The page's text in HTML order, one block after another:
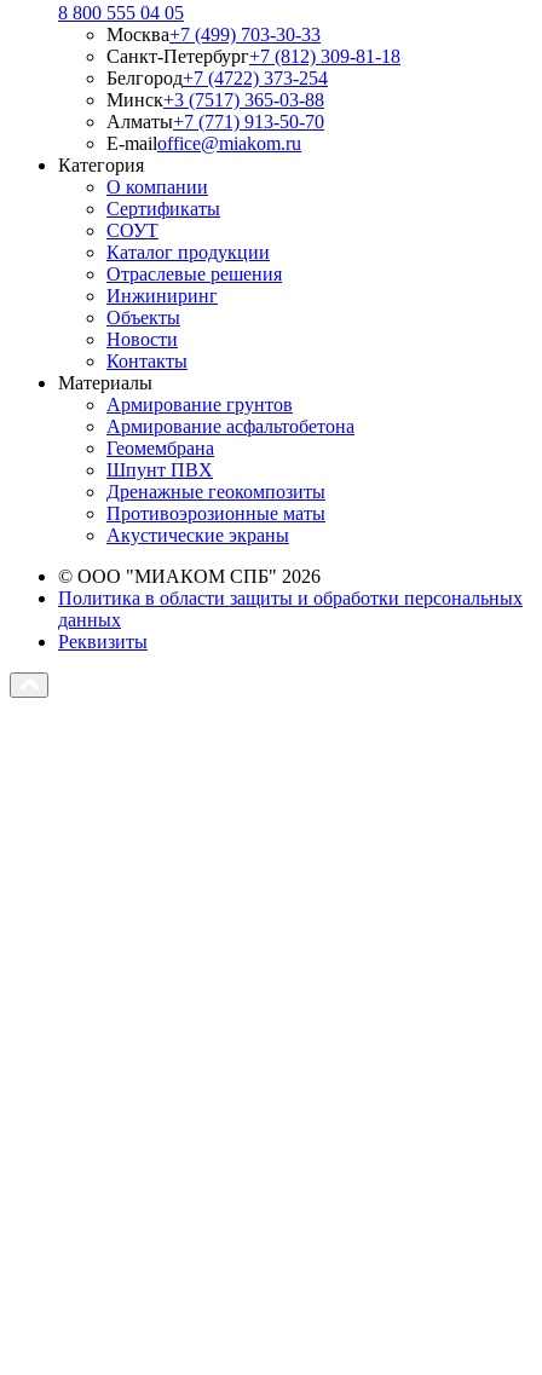
8 800 555 04 05
Москва+7 (499) 703-30-33
Санкт-Петербург+7 (812) 309-81-18
Белгород+7 (4722) 373-254
Минск+3 (7517) 365-03-88
Алматы+7 (771) 913-50-70
E-mailoffice@miakom.ru
Категория
О компании
Сертификаты
СОУТ
Каталог продукции
Отраслевые решения
Инжиниринг
Объекты
Новости
Контакты
Материалы
Армирование грунтов
Армирование асфальтобетона
Геомембрана
Шпунт ПВХ
Дренажные геокомпозиты
Противоэрозионные маты
Акустические экраны
© ООО "МИАКОМ СПБ" 2026
Политика в области защиты и обработки персональных
данных
Реквизиты